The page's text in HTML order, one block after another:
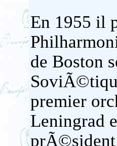
En 1955 il
de Boston
premier
Leningrad
prÃ©sident